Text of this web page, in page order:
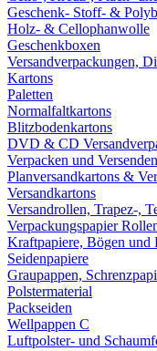
Geschenk- Stoff- &
Holz- & Cellophanwolle
Geschenkboxen
Versandverpackungen,
Kartons
Paletten
Normalfaltkartons
Blitzbodenkartons
DVD & CD
Verpacken und Versenden
Planversandkartons &
Versandkartons
Versandrollen, Trapez-,
Verpackungspapier
Kraftpapiere, Bögen und
Seidenpapiere
Graupappen,
Polstermaterial
Packseiden
Wellpappen C
Luftpolster- und